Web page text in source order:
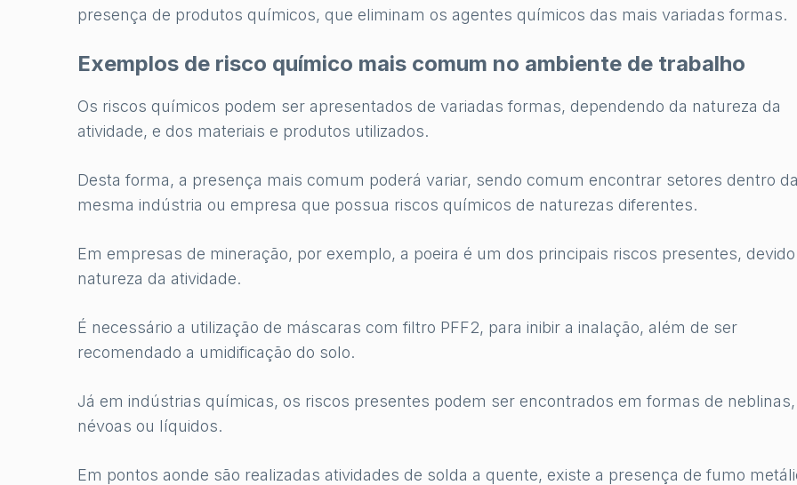
presença de produtos químicos, que eliminam os agentes químicos das mais variadas formas.
Exemplos de risco químico mais comum no ambiente de trabalho
Os riscos químicos podem ser apresentados de variadas formas, dependendo da natureza da
atividade, e dos materiais e produtos utilizados.
Desta forma, a presença mais comum poderá variar, sendo comum encontrar setores dentro
mesma indústria ou empresa que possua riscos químicos de naturezas diferentes.
Em empresas de mineração, por exemplo, a poeira é um dos principais riscos presentes,
natureza da atividade.
É necessário a utilização de máscaras com filtro PFF2, para inibir a inalação, além de ser
recomendado a umidificação do solo.
Já em indústrias químicas, os riscos presentes podem ser encontrados em formas de neblinas,
névoas ou líquidos.
Em pontos aonde são realizadas atividades de solda a quente, existe a presença de fumo